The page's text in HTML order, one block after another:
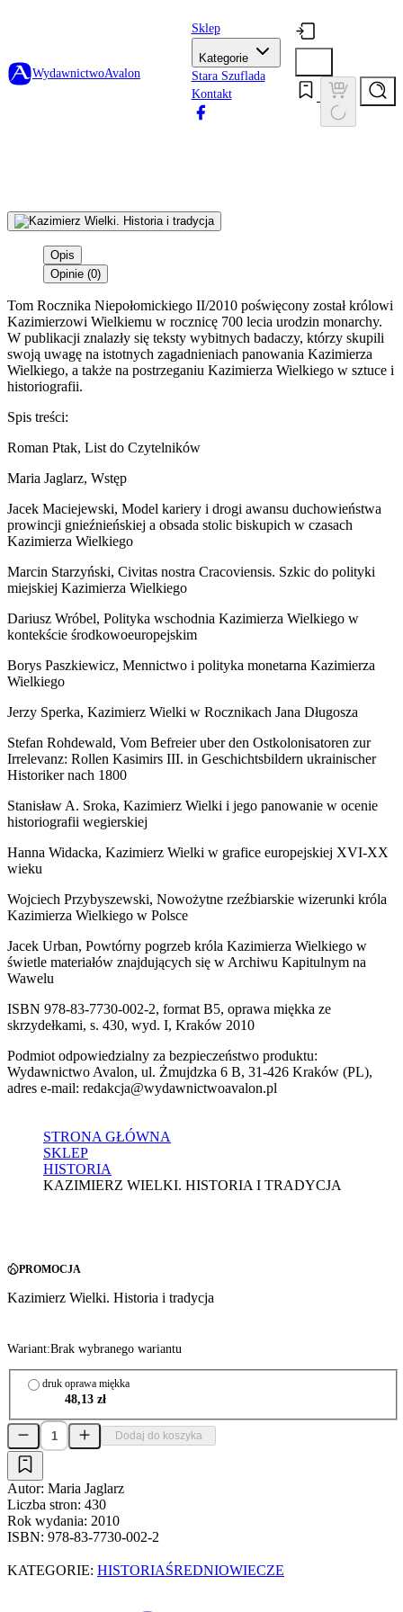
WydawnictwoAvalon
Sklep
Kategorie
Stara Szuflada
Kontakt
Opis
Opinie (0)
Tom Rocznika Niepołomickiego II/2010 poświęcony został królowi
Kazimierzowi Wielkiemu w rocznicę 700 lecia urodzin monarchy.
W publikacji znalazły się teksty wybitnych badaczy, którzy skupili
swoją uwagę na istotnych zagadnieniach panowania Kazimierza
Wielkiego, a także na postrzeganiu Kazimierza Wielkiego w sztuce i
historiografii.
Spis treści:
Roman Ptak, List do Czytelników
Maria Jaglarz, Wstęp
Jacek Maciejewski, Model kariery i drogi awansu duchowieństwa
prowincji gnieźnieńskiej a obsada stolic biskupich w czasach
Kazimierza Wielkiego
Marcin Starzyński, Civitas nostra Cracoviensis. Szkic do polityki
miejskiej Kazimierza Wielkiego
Dariusz Wróbel, Polityka wschodnia Kazimierza Wielkiego w
kontekście środkowoeuropejskim
Borys Paszkiewicz, Mennictwo i polityka monetarna Kazimierza
Wielkiego
Jerzy Sperka, Kazimierz Wielki w Rocznikach Jana Długosza
Stefan Rohdewald, Vom Befreier uber den Ostkolonisatoren zur
Irrelevanz: Rollen Kasimirs III. in Geschichtsbildern ukrainischer
Historiker nach 1800
Stanisław A. Sroka, Kazimierz Wielki i jego panowanie w ocenie
historiografii wegierskiej
Hanna Widacka, Kazimierz Wielki w grafice europejskiej XVI-XX
wieku
Wojciech Przybyszewski, Nowożytne rzeźbiarskie wizerunki króla
Kazimierza Wielkiego w Polsce
Jacek Urban, Powtórny pogrzeb króla Kazimierza Wielkiego w
świetle materiałów znajdujących się w Archiwu Kapitulnym na
Wawelu
ISBN 978-83-7730-002-2, format B5, oprawa miękka ze
skrzydełkami, s. 430, wyd. I, Kraków 2010
Podmiot odpowiedzialny za bezpieczeństwo produktu:
Wydawnictwo Avalon, ul. Żmujdzka 6 B, 31-426 Kraków (PL),
adres e-mail: redakcja@wydawnictwoavalon.pl
STRONA GŁÓWNA
SKLEP
HISTORIA
KAZIMIERZ WIELKI. HISTORIA I TRADYCJA
PROMOCJA
Kazimierz Wielki. Historia i tradycja
Wariant:Brak wybranego wariantu
druk oprawa miękka
48,13 zł
Dodaj do koszyka
Autor: Maria Jaglarz
Liczba stron: 430
Rok wydania: 2010
ISBN: 978-83-7730-002-2
KATEGORIE: HISTORIAŚREDNIOWIECZE